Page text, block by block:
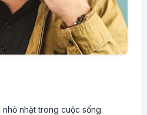
nhặt trong cuộc sống.